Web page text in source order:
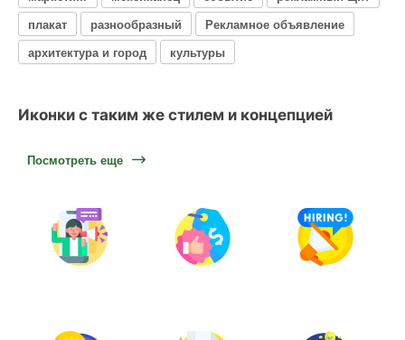
плакат
разнообразный
Рекламное объявление
архитектура и город
культуры
Иконки с таким же стилем и концепцией
Посмотреть еще